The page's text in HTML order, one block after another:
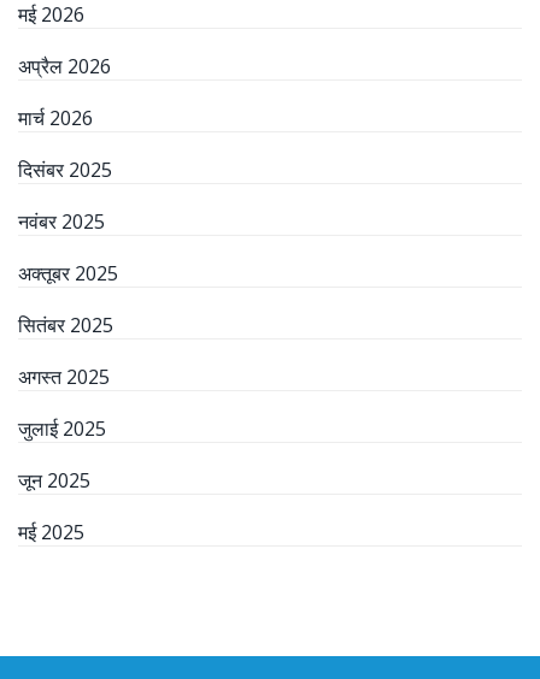
मई 2026
अप्रैल 2026
मार्च 2026
दिसंबर 2025
नवंबर 2025
अक्तूबर 2025
सितंबर 2025
अगस्त 2025
जुलाई 2025
जून 2025
मई 2025